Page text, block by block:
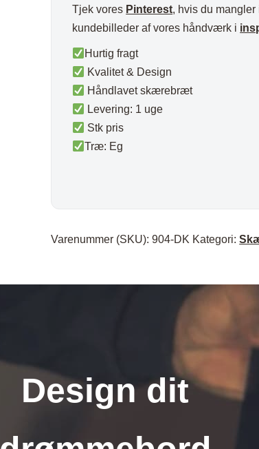
Tjek vores Pinterest, hvis du
kundebilleder af vores håndværk i
Hurtig fragt
Kvalitet & Design
Håndlavet skærebræt
Levering: 1 uge
Stk pris
Træ: Eg
Varenummer (SKU):904-DK Kategori:
Design dit